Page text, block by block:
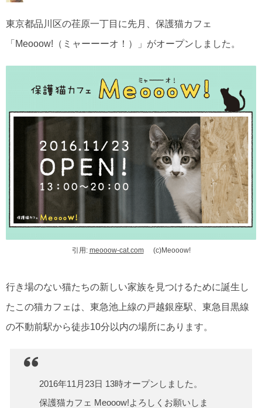
東京都品川区の荏原一丁目に先月、保護猫カフェ
「Meooow!（ミャーーーオ！）」がオープンしました。
引用: meooow-cat.com (c)Meooow!
行き場のない猫たちの新しい家族を見つけるために誕生し
たこの猫カフェは、東急池上線の戸越銀座駅、東急目黒線
の不動前駅から徒歩10分以内の場所にあります。
2016年11月23日 13時オープンしました。
保護猫カフェ Meooow!よろしくお願いしま